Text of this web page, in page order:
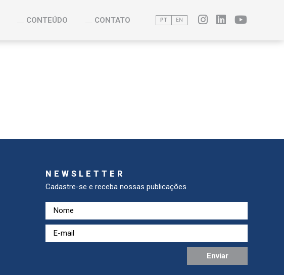
CONTEÚDO CONTATO PT EN
NEWSLETTER
Cadastre-se e receba nossas publicações